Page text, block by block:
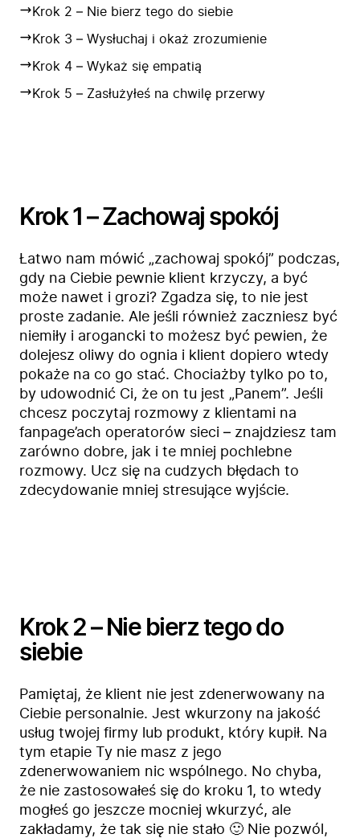
Krok 2 – Nie bierz tego do siebie
Krok 3 – Wysłuchaj i okaż zrozumienie
Krok 4 – Wykaż się empatią
Krok 5 – Zasłużyłeś na chwilę przerwy
Krok 1 – Zachowaj spokój
Łatwo nam mówić „zachowaj spokój” podczas,
gdy na Ciebie pewnie klient krzyczy, a być
może nawet i grozi? Zgadza się, to nie jest
proste zadanie. Ale jeśli również zaczniesz być
niemiły i arogancki to możesz być pewien, że
dolejesz oliwy do ognia i klient dopiero wtedy
pokaże na co go stać. Chociażby tylko po to,
by udowodnić Ci, że on tu jest „Panem”. Jeśli
chcesz poczytaj rozmowy z klientami na
fanpage’ach operatorów sieci – znajdziesz tam
zarówno dobre, jak i te mniej pochlebne
rozmowy. Ucz się na cudzych błędach to
zdecydowanie mniej stresujące wyjście.
Krok 2 – Nie bierz tego do
siebie
Pamiętaj, że klient nie jest zdenerwowany na
Ciebie personalnie. Jest wkurzony na jakość
usług twojej firmy lub produkt, który kupił. Na
tym etapie Ty nie masz z jego
zdenerwowaniem nic wspólnego. No chyba,
że nie zastosowałeś się do kroku 1, to wtedy
mogłeś go jeszcze mocniej wkurzyć, ale
zakładamy, że tak się nie stało 🙂 Nie pozwól,